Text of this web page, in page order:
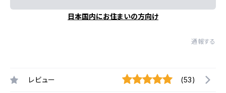
日本国内にお住まいの方向け
通報する
レビュー (53)